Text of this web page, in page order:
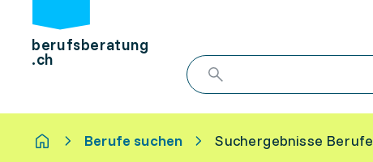
berufsberatung
.ch
Berufe suchen Suchergebnisse Berufe